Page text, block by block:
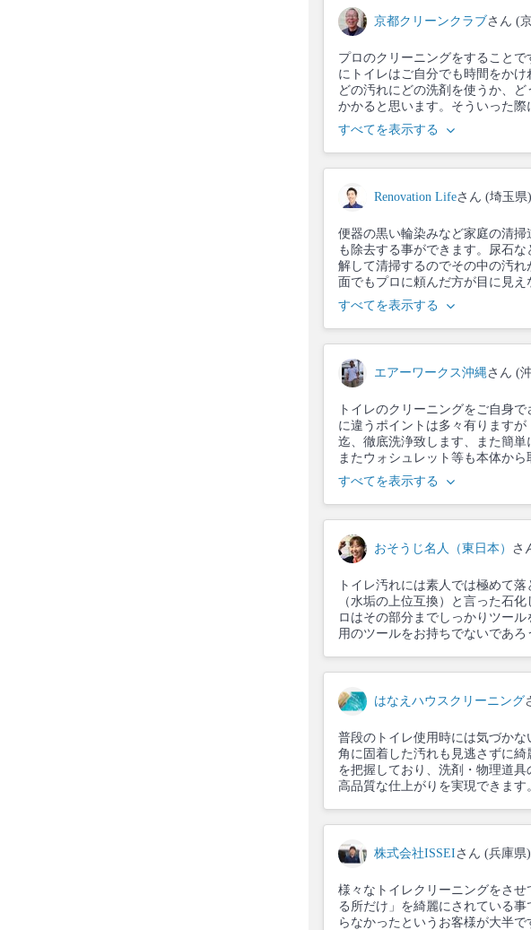
京都クリーンクラブさん (
プロのクリーニングをすること
にトイレはご自分でも時間をかけ
どの汚れにどの洗剤を使うか、
かかると思います。そういった際
すべてを表示する
Renovation Lifeさん (埼玉県)
便器の黒い輪染みなど家庭の清
も除去する事ができます。尿石
解して清掃するのでその中の汚
面でもプロに頼んだ方が目に見え
すべてを表示する
エアーワークス沖縄 さん (
トイレのクリーニングをご自身
に違うポイントは多々有ります
迄、徹底洗浄致します、また簡単
またウォシュレット等も本体から
すべてを表示する
おそうじ名人（東日本） さ
トイレ汚れには素人では極めて
（水垢の上位互換）と言った石
ロはその部分までしっかりツー
用のツールをお持ちでないであ
はなえハウスクリーニング
普段のトイレ使用時には気づか
角に固着した汚れも見逃さずに
を把握しており、洗剤・物理道
高品質な仕上がりを実現できます
株式会社ISSEI さん (兵庫県)
様々なトイレクリーニングをさ
る所だけ」を綺麗にされている
らなかったというお客様が大半